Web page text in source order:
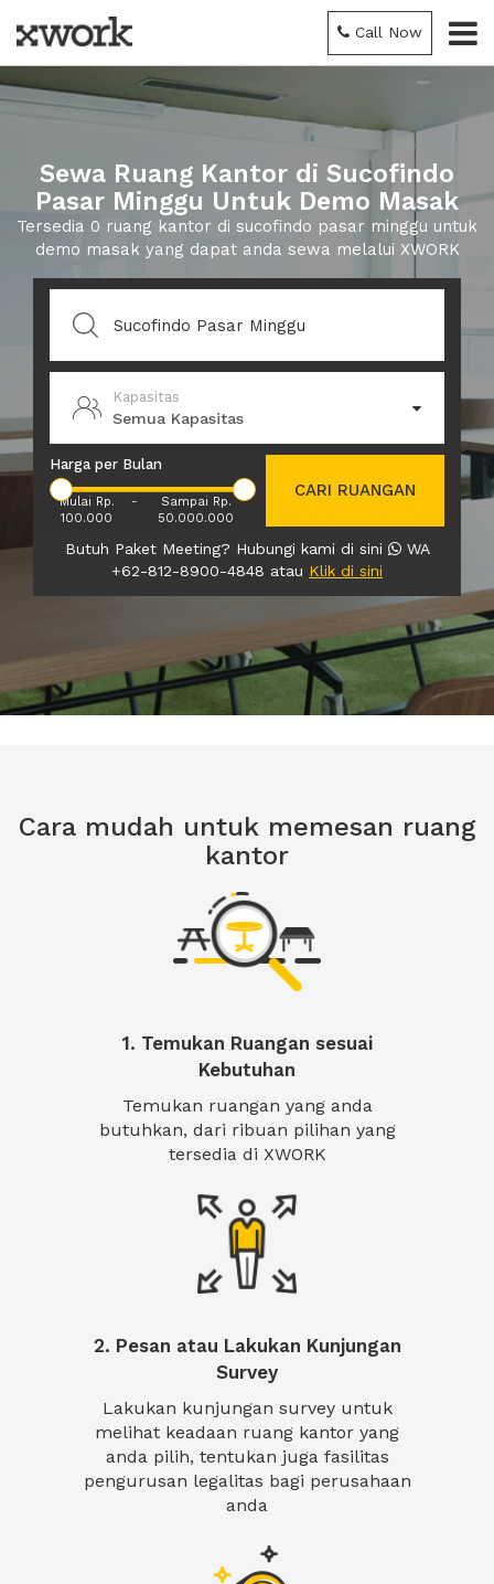
Call Now
Sewa Ruang Kantor di Sucofindo
Pasar Minggu Untuk Demo Masak
Tersedia 0 ruang kantor di sucofindo pasar minggu untuk
demo masak yang dapat anda sewa melalui XWORK
Kapasitas
Semua Kapasitas
Harga per Bulan
Mulai Rp.
100.000
-
Sampai Rp.
50.000.000
CARI RUANGAN
Butuh Paket Meeting? Hubungi kami di sini
WA
+62-812-8900-4848 atau Klik di sini
Cara mudah untuk memesan ruang
kantor
1. Temukan Ruangan sesuai
Kebutuhan
Temukan ruangan yang anda
butuhkan, dari ribuan pilihan yang
tersedia di XWORK
2. Pesan atau Lakukan Kunjungan
Survey
Lakukan kunjungan survey untuk
melihat keadaan ruang kantor yang
anda pilih, tentukan juga fasilitas
pengurusan legalitas bagi perusahaan
anda